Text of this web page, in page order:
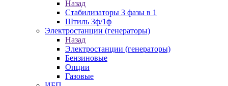
Назад
Стабилизаторы 3 фазы в 1
Штиль 3ф/1ф
Электростанции (генераторы)
Назад
Электростанции (генераторы)
Бензиновые
Опции
Газовые